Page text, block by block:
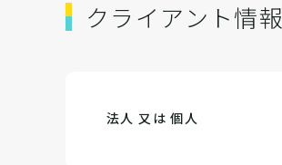
クライアント情報
法人 又は 個人